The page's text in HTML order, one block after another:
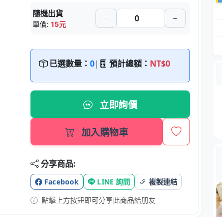
隨機出貨
單價:15元
已選數量：0| 預計總額： NT$0
立即詢價
加入購物車
分享商品:
Facebook LINE 詢問
複製連結
點擊上方按鈕即可分享此商品給朋友